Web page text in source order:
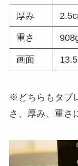
厚み
重さ
画面
※どちらもタブ
さ、厚み、重さ